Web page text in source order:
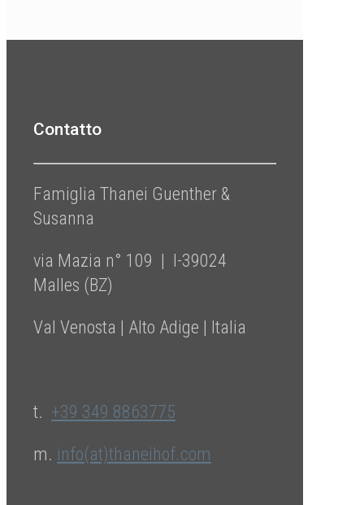
Contatto
Famiglia Thanei Guenther &
Susanna
via Mazia n° 109 | I-39024
Malles (BZ)
Val Venosta | Alto Adige | Italia
t. +39 349 8863775
m. info(at)thaneihof.com